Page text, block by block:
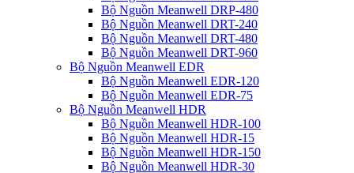
Bộ Nguồn Meanwell DRP-480
Bộ Nguồn Meanwell DRT-240
Bộ Nguồn Meanwell DRT-480
Bộ Nguồn Meanwell DRT-960
Bộ Nguồn Meanwell EDR
Bộ Nguồn Meanwell EDR-120
Bộ Nguồn Meanwell EDR-75
Bộ Nguồn Meanwell HDR
Bộ Nguồn Meanwell HDR-100
Bộ Nguồn Meanwell HDR-15
Bộ Nguồn Meanwell HDR-150
Bộ Nguồn Meanwell HDR-30